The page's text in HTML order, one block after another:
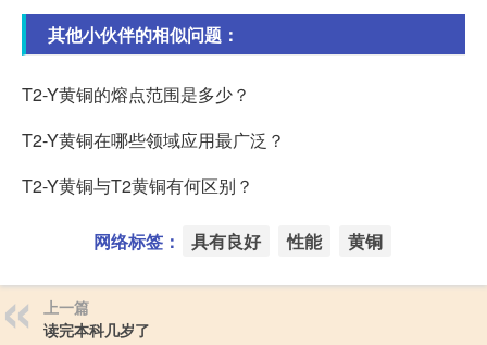
其他小伙伴的相似问题：
T2-Y黄铜的熔点范围是多少？
T2-Y黄铜在哪些领域应用最广泛？
T2-Y黄铜与T2黄铜有何区别？
网络标签： 具有良好 性能 黄铜
上一篇
读完本科几岁了